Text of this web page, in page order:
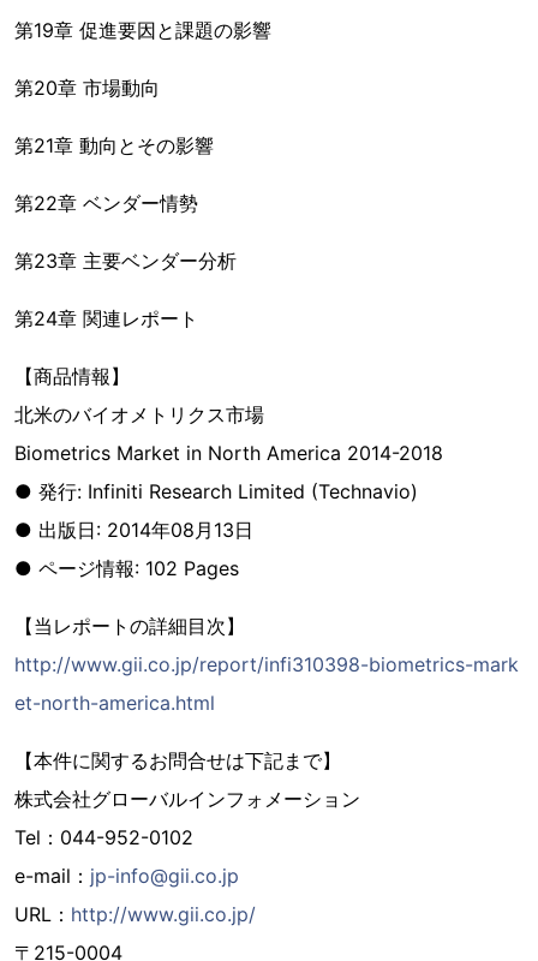
第19章 促進要因と課題の影響
第20章 市場動向
第21章 動向とその影響
第22章 ベンダー情勢
第23章 主要ベンダー分析
第24章 関連レポート
【商品情報】
北米のバイオメトリクス市場
Biometrics Market in North America 2014-2018
● 発行: Infiniti Research Limited (Technavio)
● 出版日: 2014年08月13日
● ページ情報: 102 Pages
【当レポートの詳細目次】
http://www.gii.co.jp/report/infi310398-biometrics-mark
et-north-america.html
【本件に関するお問合せは下記まで】
株式会社グローバルインフォメーション
Tel：044-952-0102
e-mail： jp-info@gii.co.jp
URL： http://www.gii.co.jp/
〒215-0004